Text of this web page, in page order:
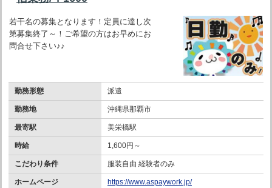
若干名の募集となります！定員に達し次
第募集終了～！ご希望の方はお早めにお
問合せ下さい♪♪
勤務形態 派遣
勤務地 沖縄県那覇市
最寄駅 美栄橋駅
時給 1,600円～
こだわり条件 服装自由 経験者のみ
ホームページ https://www.aspaywork.jp/